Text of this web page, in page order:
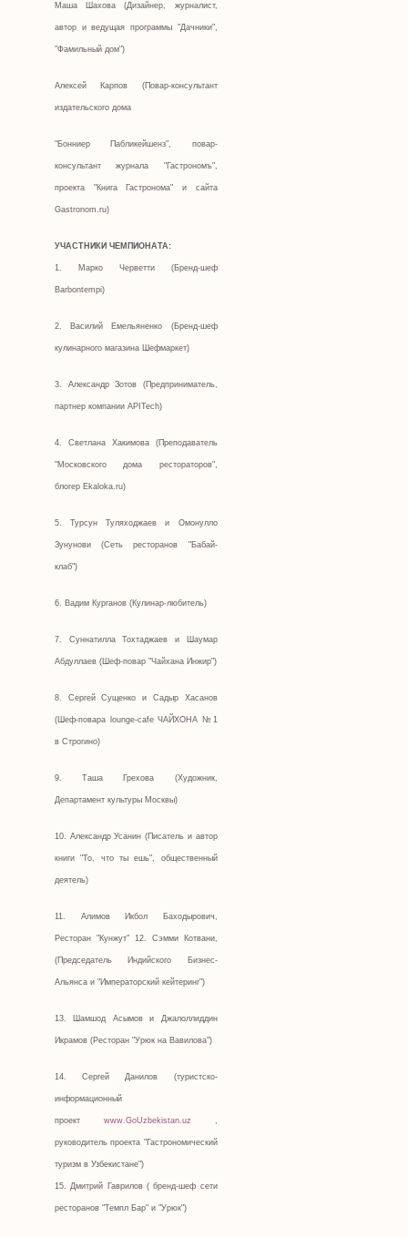
Маша Шахова (Дизайнер, журналист,
автор и ведущая программы "Дачники",
"Фамильный дом")
Алексей Карпов (Повар-консультант
издательского дома
"Бонниер Пабликейшенз", повар-
консультант журнала "Гастрономъ",
проекта "Книга Гастронома" и сайта
Gastronom.ru)
УЧАСТНИКИ ЧЕМПИОНАТА:
1. Марко Черветти (Бренд-шеф
Barbontempi)
2. Василий Емельяненко (Бренд-шеф
кулинарного магазина Шефмаркет)
3. Александр Зотов (Предприниматель,
партнер компании APITech)
4. Светлана Хакимова (Преподаватель
"Московского дома рестораторов",
блогер Ekaloka.ru)
5. Турсун Туляходжаев и Омонулло
Зунунови (Сеть ресторанов "Бабай-
клаб")
6. Вадим Курганов (Кулинар-любитель)
7. Суннатилла Тохтаджаев и Шаумар
Абдуллаев (Шеф-повар "Чайхана Инжир")
8. Сергей Сущенко и Садыр Хасанов
(Шеф-повара lounge-cafе ЧАЙХОНА №1
в Строгино)
9. Таша Грехова (Художник,
Департамент культуры Москвы)
10. Александр Усанин (Писатель и автор
книги "То, что ты ешь", общественный
деятель)
11. Алимов Икбол Баходырович,
Ресторан "Кунжут" 12. Сэмми Котвани,
(Председатель Индийского Бизнес-
Альянса и "Императорский кейтеринг")
13. Шамшод Асымов и Джалоллиддин
Икрамов (Ресторан "Урюк на Вавилова")
14. Сергей Данилов (туристско-
информационный
проект www.GoUzbekistan.uz ,
руководитель проекта "Гастрономический
туризм в Узбекистане")
15. Дмитрий Гаврилов ( бренд-шеф сети
ресторанов "Темпл Бар" и "Урюк")